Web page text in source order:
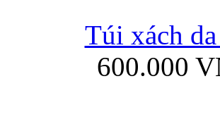
Bao da iPhone 5
Túi xách
600.000